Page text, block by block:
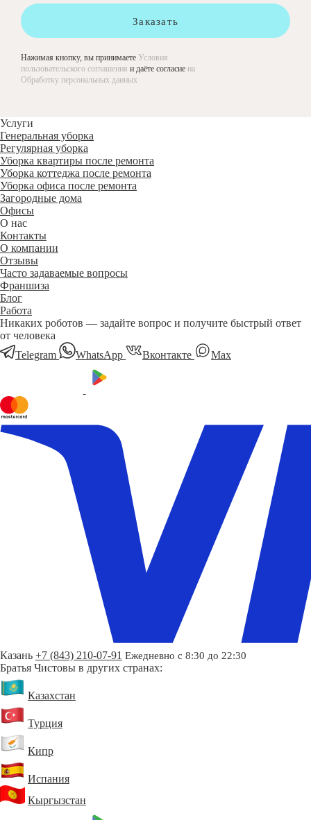
Заказать
Нажимая кнопку, вы принимаете Условия
пользовательского соглашения и даёте согласие на
Обработку персональных данных
Услуги
Генеральная уборка
Регулярная уборка
Уборка квартиры после ремонта
Уборка коттеджа после ремонта
Уборка офиса после ремонта
Загородные дома
Офисы
О нас
Контакты
О компании
Отзывы
Часто задаваемые вопросы
Франшиза
Блог
Работа
Никаких роботов — задайте вопрос и получите быстрый ответ
от человека
Telegram
WhatsApp Вконтакте Мах
Казань +7 (843) 210-07-91 Ежедневно с 8:30 до 22:30
Братья Чистовы в других странах:
Казахстан
Турция
Кипр
Испания
Кыргызстан